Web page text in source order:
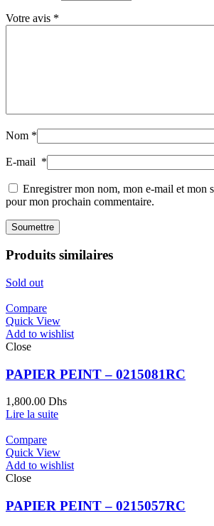
Votre avis *
Nom *
E-mail *
Enregistrer mon nom, mon e-mail et mon
pour mon prochain commentaire.
Produits similaires
Sold out
Compare
Quick View
Add to wishlist
Close
PAPIER PEINT – 0215081RC
1,800.00 Dhs
Lire la suite
Compare
Quick View
Add to wishlist
Close
PAPIER PEINT – 0215057RC